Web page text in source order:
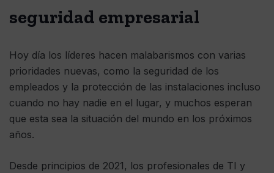
seguridad empresarial
Hoy día los líderes hacen malabarismos con varias
prioridades nuevas, como la seguridad de los
empleados y la protección de las instalaciones incluso
cuando no hay nadie en el lugar, y muchos esperan
que esta sea la situación del mundo en los próximos
años.
Desde principios de 2021, los profesionales de TI y